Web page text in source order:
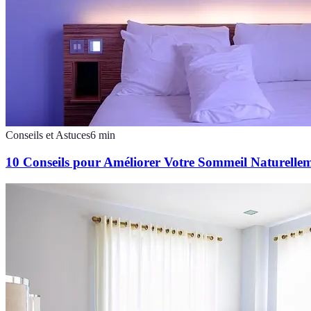
Conseils et Astuces6 min
10 Conseils pour Améliorer Votre Sommeil